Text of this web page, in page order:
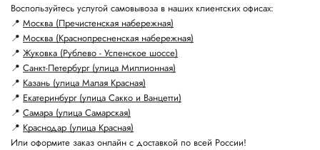
Воспользуйтесь услугой самовывоза в наших клиентских офисах:
📍 Москва (Пречистенская набережная)
📍 Москва (Краснопресненская набережная)
📍 Жуковка (Рублево - Успенское шоссе)
📍 Санкт-Петербург (улица Миллионная)
📍 Казань (улица Малая Красная)
📍 Екатеринбург (улица Сакко и Ванцетти)
📍 Самара (улица Самарская)
📍 Краснодар (улица Красная)
Или оформите заказ онлайн с доставкой по всей России!